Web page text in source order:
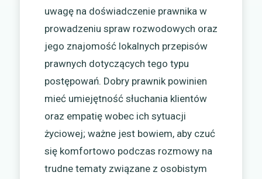
uwagę na doświadczenie prawnika w
prowadzeniu spraw rozwodowych oraz
jego znajomość lokalnych przepisów
prawnych dotyczących tego typu
postępowań. Dobry prawnik powinien
mieć umiejętność słuchania klientów
oraz empatię wobec ich sytuacji
życiowej; ważne jest bowiem, aby czuć
się komfortowo podczas rozmowy na
trudne tematy związane z osobistym